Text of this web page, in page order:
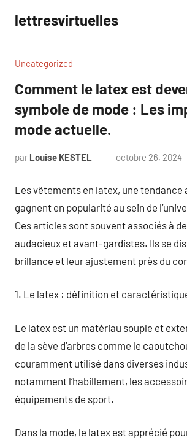
contenu
lettresvirtuelles
Uncategorized
Comment le latex est
symbole de mode : Les
mode actuelle.
par Louise KESTEL octobre 26, 2024
Les vêtements en latex, une tendance
gagnent en popularité au sein de
Ces articles sont souvent associés à
audacieux et avant-gardistes. Ils se
brillance et leur ajustement près du
1. Le latex : définition et
Le latex est un matériau souple et
de la sève d’arbres comme le
couramment utilisé dans diverses
notamment l’habillement, les
équipements de sport.
Dans la mode, le latex est apprécié